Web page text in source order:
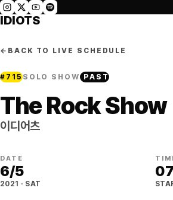
IDIOTS
← BACK TO LIVE SCHEDULE
# 715SOLO SHOW PAST
The Rock Show
이디어츠
DATE
6/5
2021 · SAT